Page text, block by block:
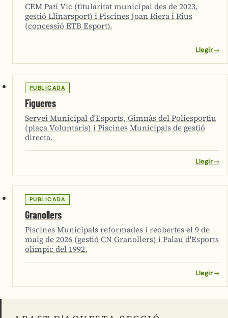
CEM Patí Vic (titularitat municipal des de 2023,
gestió Llinarsport) i Piscines Joan Riera i Rius
(concessió ETB Esport).
Llegir→
PUBLICADA
Figueres
Servei Municipal d'Esports, Gimnàs del Poliesportiu
(plaça Voluntaris) i Piscines Municipals de gestió
directa.
Llegir→
PUBLICADA
Granollers
Piscines Municipals reformades i reobertes el 9 de
maig de 2026 (gestió CN Granollers) i Palau d'Esports
olímpic del 1992.
Llegir→